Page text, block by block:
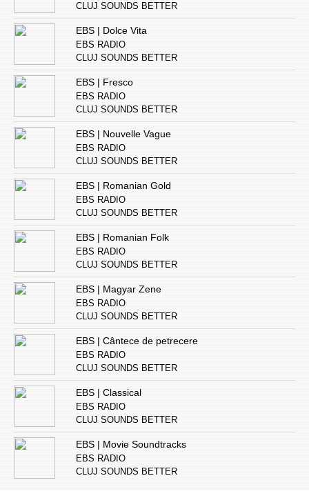
CLUJ SOUNDS BETTER
EBS | Dolce Vita
EBS RADIO
CLUJ SOUNDS BETTER
EBS | Fresco
EBS RADIO
CLUJ SOUNDS BETTER
EBS | Nouvelle Vague
EBS RADIO
CLUJ SOUNDS BETTER
EBS | Romanian Gold
EBS RADIO
CLUJ SOUNDS BETTER
EBS | Romanian Folk
EBS RADIO
CLUJ SOUNDS BETTER
EBS | Magyar Zene
EBS RADIO
CLUJ SOUNDS BETTER
EBS | Cântece de petrecere
EBS RADIO
CLUJ SOUNDS BETTER
EBS | Classical
EBS RADIO
CLUJ SOUNDS BETTER
EBS | Movie Soundtracks
EBS RADIO
CLUJ SOUNDS BETTER